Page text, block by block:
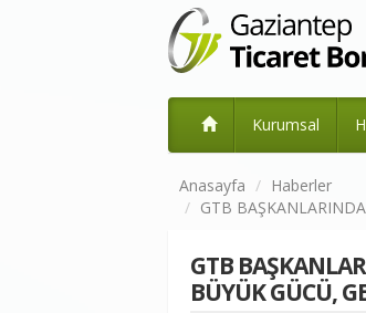
Kurumsal
Anasayfa
Haberler
GTB
GTB
BÜYÜK GÜCÜ,